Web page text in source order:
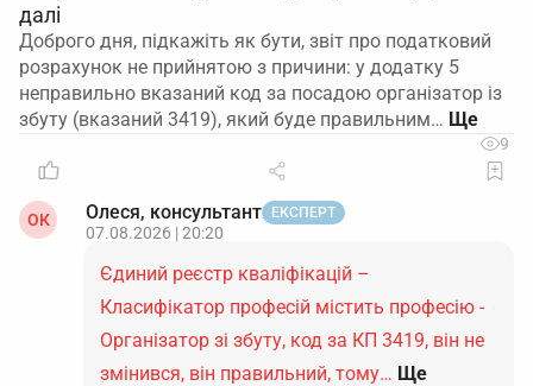
далі
Доброго дня, підкажіть як бути, звіт про податковий
розрахунок не прийнятою з причини: у додатку 5
неправильно вказаний код за посадою організатор із
збуту (вказаний 3419), який буде правильним…
9
ОК Олеся, консультант ЕКСПЕРТ
07.08.2026 | 20:20
Єдиний реєстр кваліфікацій –
Класифікатор професій містить професію -
Організатор зі збуту, код за КП 3419, він не
змінився, він правильний, тому… Ще